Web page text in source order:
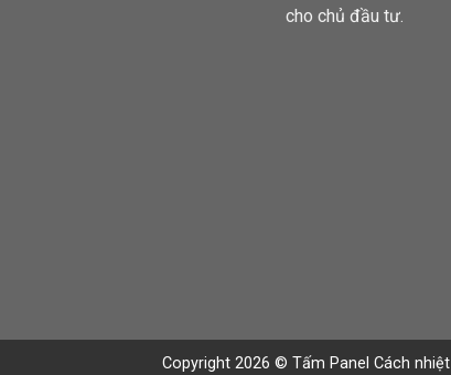
cho chủ đầu tư.
Copyright 2026 © Tấm Panel Cách nhiệt